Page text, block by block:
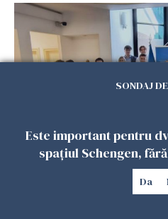
Accidente, spitalizare
Consulatul României la
SONDAJ
Este important pentru
spațiul Schengen,
Da